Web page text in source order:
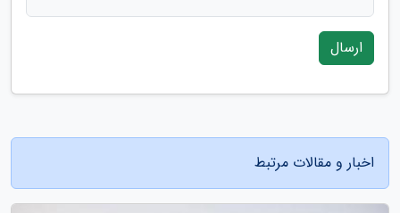
ارسال
اخبار و مقالات مرتبط